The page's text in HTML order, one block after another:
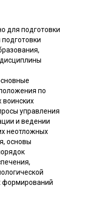
для подготовки
по
воинских
управления
и ведении
неотложных
основы
формирований